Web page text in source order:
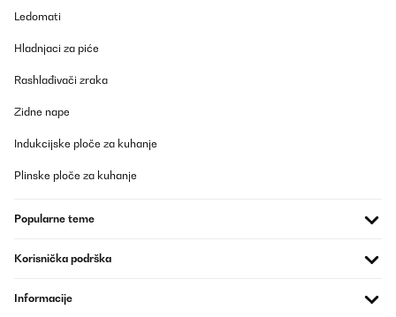
Ledomati
Hladnjaci za piće
Rashlađivači zraka
Zidne nape
Indukcijske ploče za kuhanje
Plinske ploče za kuhanje
Popularne teme
Korisnička podrška
Informacije